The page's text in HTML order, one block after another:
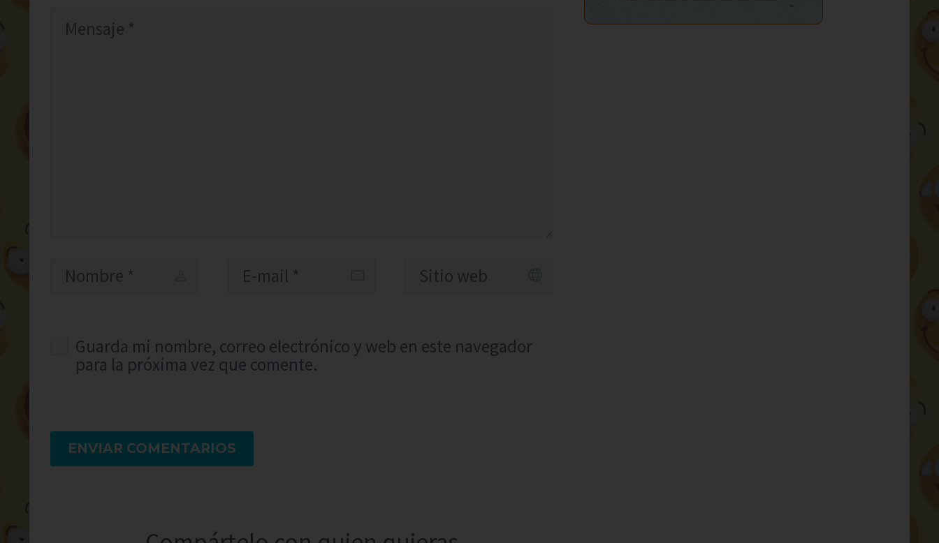
Guarda mi nombre, correo electrónico y web en este navegador
para la próxima vez que comente.
ENVIAR COMENTARIOS